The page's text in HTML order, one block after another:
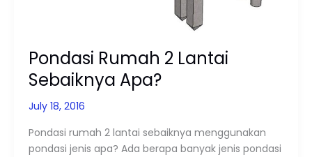
Pondasi Rumah 2 Lantai
Sebaiknya Apa?
July 18, 2016
Pondasi rumah 2 lantai sebaiknya menggunakan
pondasi jenis apa? Ada berapa banyak jenis pondasi